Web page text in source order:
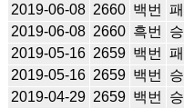
2019-06-08 2660 백번 패
2019-06-08 2660 흑번 승
2019-05-16 2659 백번 패
2019-05-16 2659 백번 승
2019-04-29 2659 백번 승